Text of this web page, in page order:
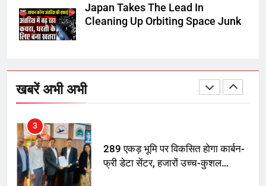
Japan Takes The Lead In
Cleaning Up Orbiting Space Junk
खबरें अभी अभी
रोशन सिंह के नाम पर करने की मांग तेज
अमर शहीद ठाकुर रोशन सिंह के नाम पर
स्वरूप रानी नेहरू चिकित्सालय का
3
289 एकड़ भूमि पर विकसित होगा कार्बन-
फ्री डेटा सेंटर, हजारों उच्च-कुशल